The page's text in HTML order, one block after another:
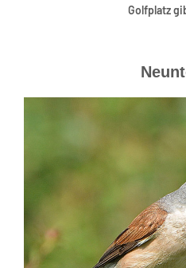
Golfplatz